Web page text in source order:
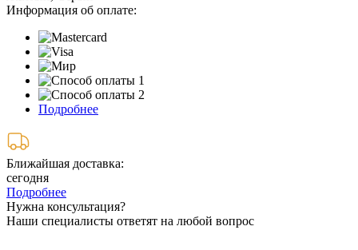
Информация об оплате:
Подробнее
Ближайшая доставка:
сегодня
Подробнее
Нужна консультация?
Наши специалисты ответят на любой вопрос